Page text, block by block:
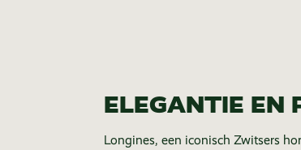
ELEGANTIE EN
Longines, een iconisch Zwitsers